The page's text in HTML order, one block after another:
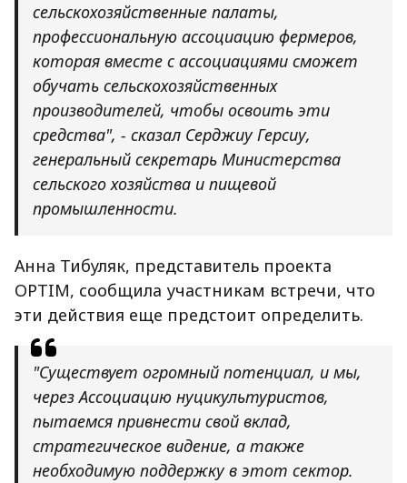
сельскохозяйственные палаты,
профессиональную ассоциацию фермеров,
которая вместе с ассоциациями сможет
обучать сельскохозяйственных
производителей, чтобы освоить эти
средства", - сказал Серджиу Герсиу,
генеральный секретарь Министерства
сельского хозяйства и пищевой
промышленности.
Анна Тибуляк, представитель проекта
OPTIM, сообщила участникам встречи, что
эти действия еще предстоит определить.
"Существует огромный потенциал, и мы,
через Ассоциацию нуцикультуристов,
пытаемся привнести свой вклад,
стратегическое видение, а также
необходимую поддержку в этот сектор.